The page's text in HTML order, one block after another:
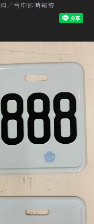
／台中即時報導